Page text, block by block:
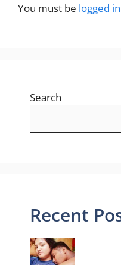
You must be logged in
Search
Recent